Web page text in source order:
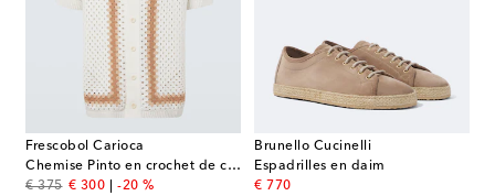
Frescobol Carioca
Chemise Pinto en crochet de coton
€ 375
original price
€ 300
discount price
-20 %
Brunello Cucinelli
Espadrilles en daim
€ 770
original price